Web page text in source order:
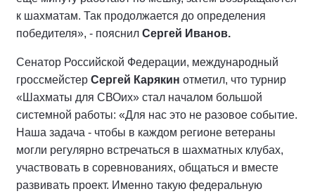
к шахматам. Так продолжается до определения
победителя», - пояснил Сергей Иванов.
Сенатор Российской Федерации, международный
гроссмейстер Сергей Карякин отметил, что турнир
«Шахматы для СВОих» стал началом большой
системной работы: «Для нас это не разовое событие.
Наша задача - чтобы в каждом регионе ветераны
могли регулярно встречаться в шахматных клубах,
участвовать в соревнованиях, общаться и вместе
развивать проект. Именно такую федеральную